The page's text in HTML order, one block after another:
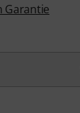
Garantie